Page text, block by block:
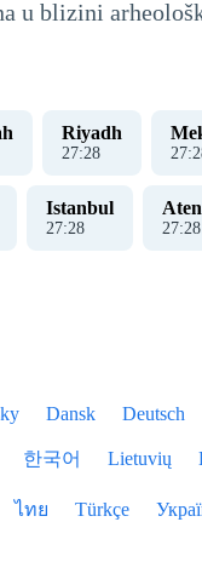
u blizini
Riyadh
27:29 27:
Istanbul
27:29 27:29
Dansk Deutsch
한국어 Lietuvių
ไทย Türkçe